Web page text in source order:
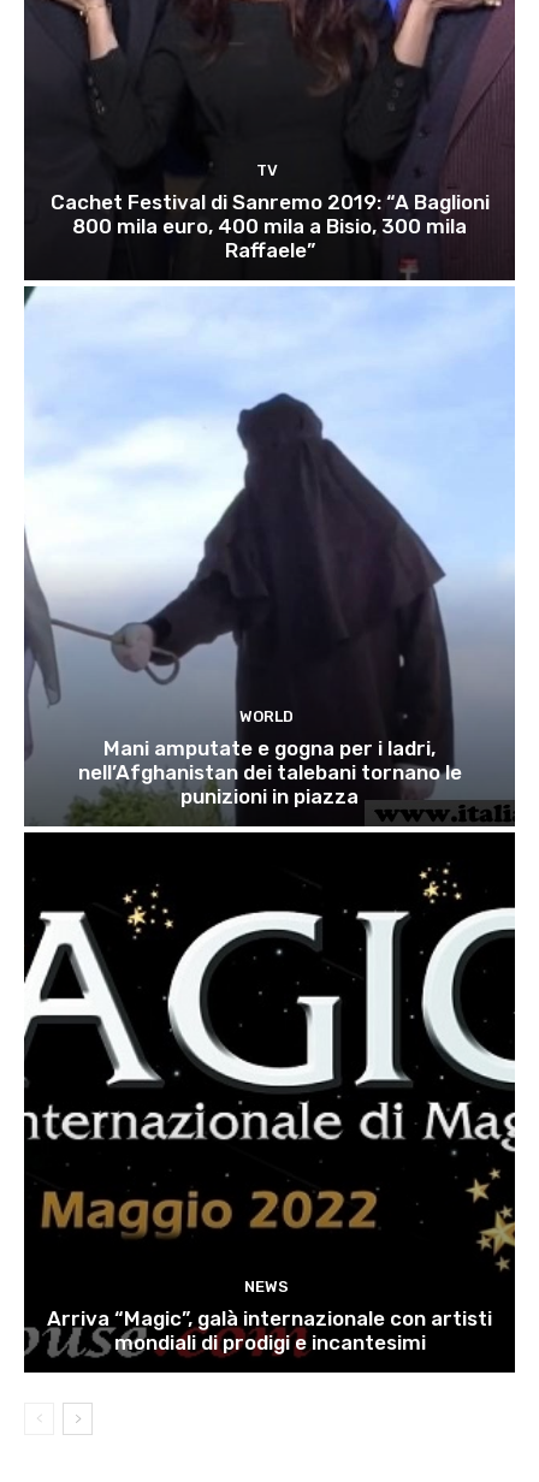
TV
Cachet Festival di Sanremo 2019: “A Baglioni
800 mila euro, 400 mila a Bisio, 300 mila
Raffaele”
WORLD
Mani amputate e gogna per i ladri,
nell’Afghanistan dei talebani tornano le
punizioni in piazza
NEWS
Arriva “Magic”, galà internazionale con artisti
mondiali di prodigi e incantesimi